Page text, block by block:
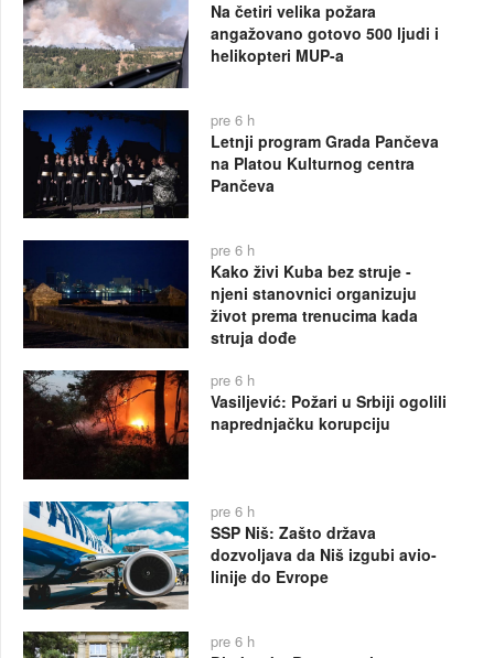
Na četiri velika požara
angažovano gotovo 500 ljudi i
helikopteri MUP-a
pre 6 h
Letnji program Grada Pančeva
na Platou Kulturnog centra
Pančeva
pre 6 h
Kako živi Kuba bez struje -
njeni stanovnici organizuju
život prema trenucima kada
struja dođe
pre 6 h
Vasiljević: Požari u Srbiji ogolili
naprednjačku korupciju
pre 6 h
SSP Niš: Zašto država
dozvoljava da Niš izgubi avio-
linije do Evrope
pre 6 h